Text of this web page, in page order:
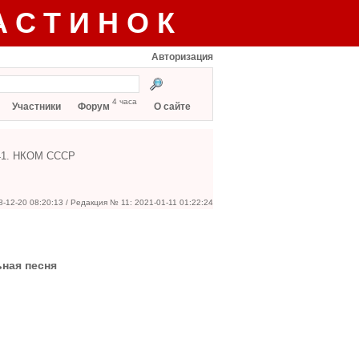
Авторизация
Участники Форум 4 часа О сайте
НКОМ СССР
12-20 08:20:13 / Редакция № 11: 2021-01-11 01:22:24
песня